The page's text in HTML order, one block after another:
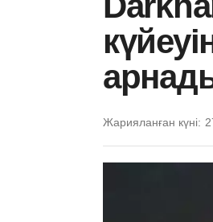
Жарияланған күні: